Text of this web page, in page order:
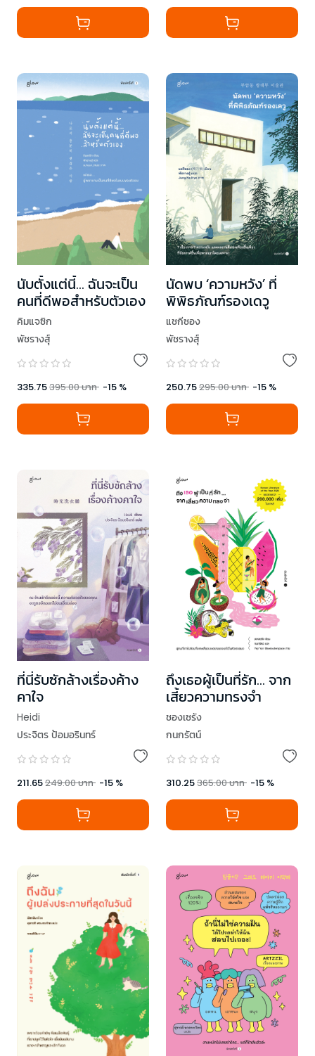
นับตั้งแต่นี้… ฉันจะเป็น
คนที่ดีพอสำหรับตัวเอง
คิมแจซิก
พัชรางสุ์
335.75395.00บาท -15 %
นัดพบ ‘ความหวัง’ ที่
พิพิธภัณฑ์รองเดวู
แชกีซอง
พัชรางสุ์
250.75295.00บาท -15 %
ที่นี่รับซักล้างเรื่องค้าง
คาใจ
Heidi
ประจิตร ป้อมอรินทร์
211.65249.00บาท -15 %
ถึงเธอผู้เป็นที่รัก... จาก
เสี้ยวความทรงจำ
ชองเซรัง
กนกรัตน์
310.25365.00บาท -15 %